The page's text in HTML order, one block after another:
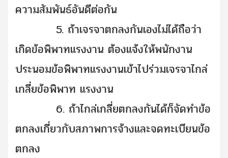
ความสัมพันธ์อันดีต่อกัน
5. ถ้าเจรจาตกลงกันเองไม่ได้ถือว่า
เกิดข้อพิพาทแรงงาน ต้องแจ้งให้พนักงาน
ประนอมข้อพิพาทแรงงานเข้าไปร่วมเจรจาไกล่
เกลี่ยข้อพิพาท แรงงาน
6. ถ้าไกล่เกลี่ยตกลงกันได้ก็จัดทำข้อ
ตกลงเกี่ยวกับสภาพการจ้างและจดทะเบียนข้อ
ตกลง